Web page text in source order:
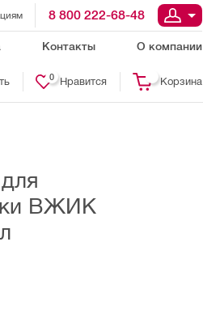
8 800 222-68-48
Контакты О компании
Нравится
0 Корзина
ВЖИК